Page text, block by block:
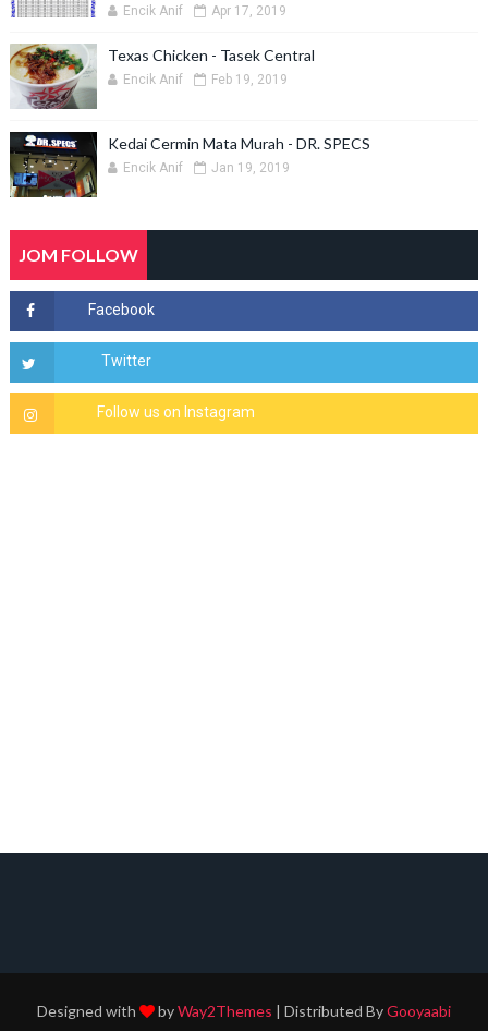
Encik Anif Apr 17, 2019
Texas Chicken - Tasek Central
Encik Anif Feb 19, 2019
Kedai Cermin Mata Murah - DR. SPECS
Encik Anif Jan 19, 2019
JOM FOLLOW
Designed with byWay2Themes | Distributed ByGooyaabi